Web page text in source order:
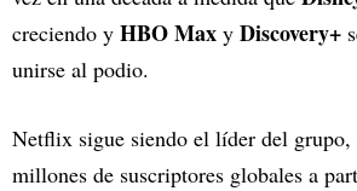
creciendo y HBO Max y Discovery+
unirse al podio.
Netflix sigue siendo el líder del grupo,
millones de suscriptores globales a